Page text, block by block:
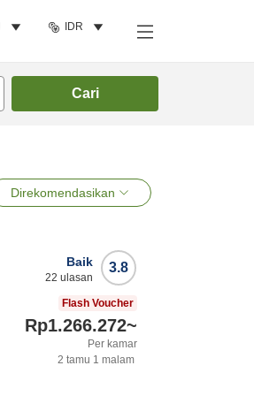
IDR
Cari
Direkomendasikan
3.8
Baik
22 ulasan
Flash Voucher
Rp1.266.272~
Per kamar
2 tamu 1 malam